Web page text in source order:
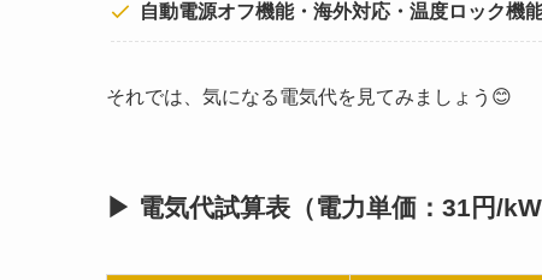
自動電源オフ機能・海外対応・温度ロック機
それでは、気になる電気代を見てみましょう😊
▶ 電気代試算表（電力単価：31円/